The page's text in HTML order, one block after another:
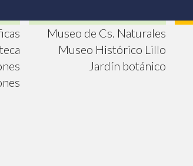
Museo de Cs. Naturales
Museo Histórico Lillo
Jardín botánico